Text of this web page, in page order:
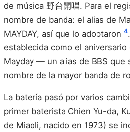
de música 野台開唱. Para el
nombre de banda: el alias de
MAYDAY, así que lo adoptaron 4
establecida como el aniversario
Mayday — un alias de BBS que
nombre de la mayor banda de
La batería pasó por varios
primer baterista Chien Yu-da,
de Miaoli, nacido en 1973) se